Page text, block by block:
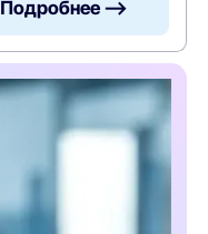
Подробнее —>